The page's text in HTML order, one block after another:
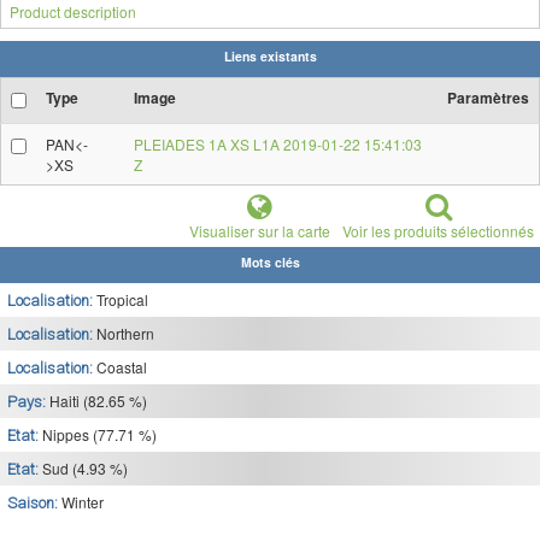
Product description
Liens existants
Type Image Paramètres
PAN<-
>XS
PLEIADES 1A XS L1A 2019-01-22 15:41:03
Z
Visualiser sur la carte Voir les produits sélectionnés
Mots clés
Localisation: Tropical
Localisation: Northern
Localisation: Coastal
Pays: Haiti (82.65 %)
Etat: Nippes (77.71 %)
Etat: Sud (4.93 %)
Saison: Winter